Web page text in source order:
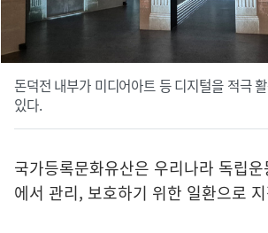
돈덕전 내부가 미디어아트 등 디지털을 적극
있다.
국가등록문화유산은 우리나라 독립
에서 관리, 보호하기 위한 일환으로